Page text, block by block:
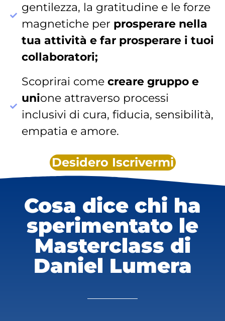
gentilezza, la gratitudine e le forze
magnetiche per prosperare nella
tua attività e far prosperare i tuoi
collaboratori;
Scoprirai come creare gruppo e
unione attraverso processi
inclusivi di cura, fiducia, sensibilità,
empatia e amore.
Desidero Iscrivermi
Cosa dice chi ha
sperimentato le
Masterclass di
Daniel Lumera